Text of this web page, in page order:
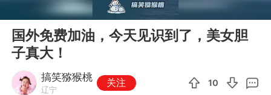
00:11
国外免费加油，今天见识到了，美女胆
子真大！
搞笑猕猴桃
辽宁
关注 10